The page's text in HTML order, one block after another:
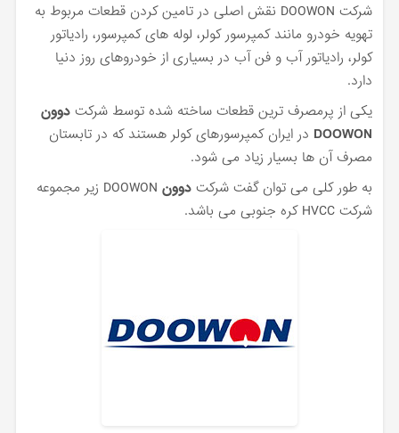
شرکت DOOWON نقش اصلی در تامین کردن قطعات مربوط به
تهویه خودرو مانند کمپرسور کولر، لوله های کمپرسور، رادیاتور
کولر، رادیاتور آب و فن آب در بسیاری از خودروهای روز دنیا
دارد.
یکی از پرمصرف ترین قطعات ساخته شده توسط شرکتدوون
DOOWON در ایران کمپرسورهای کولر هستند که در تابستان
مصرف آن ها بسیار زیاد می شود.
به طور کلی می توان گفت شرکتدوون
DOOWON زیر مجموعه
شرکت HVCC کره جنوبی می باشد.